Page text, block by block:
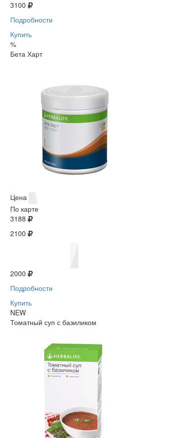
3100
Подробности
Купить
%
Бета Харт
Цена
По карте
3188
2100
2000
Подробности
Купить
NEW
Томатный суп с базиликом